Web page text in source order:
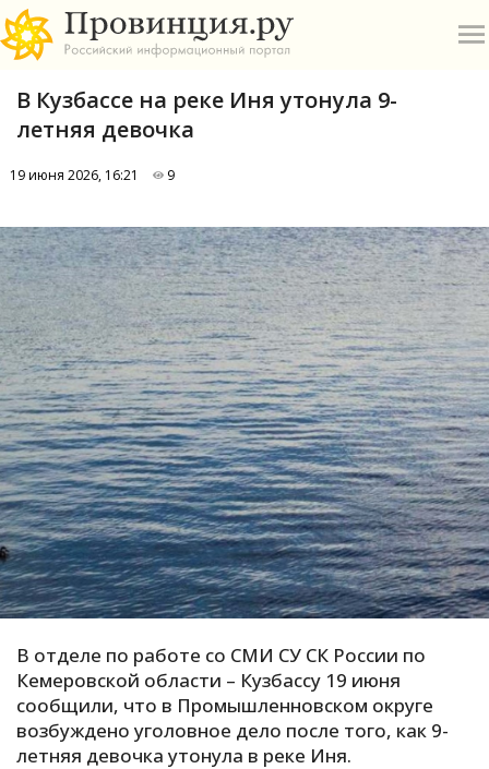
А
Б
В
Е
И
К
О
П
Р
С
В Кузбассе на реке Иня утонула 9-
летняя девочка
19 июня 2026, 16:21 9
В отделе по работе со СМИ СУ СК России по
Кемеровской области – Кузбассу 19 июня
сообщили, что в Промышленновском округе
возбуждено уголовное дело после того, как 9-
летняя девочка утонула в реке Иня.